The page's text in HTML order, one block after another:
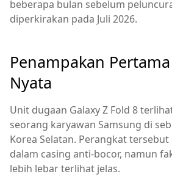
beberapa bulan sebelum
diperkirakan pada Juli 2026.
Penampakan
Nyata
Unit dugaan Galaxy Z Fold 8
seorang karyawan Samsung di
Korea Selatan. Perangkat
dalam casing anti-bocor, namun
lebih lebar terlihat jelas.